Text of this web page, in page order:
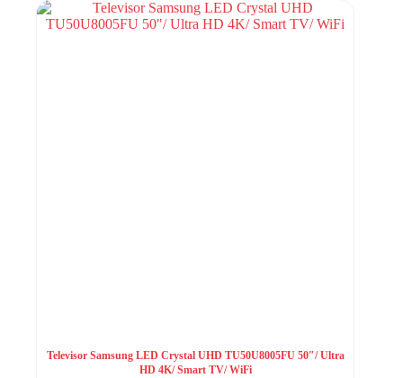
Televisor Samsung LED Crystal UHD TU50U8005FU 50″/ Ultra
HD 4K/ Smart TV/ WiFi